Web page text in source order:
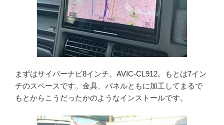
まずはサイバーナビ8インチ。AVIC-CL912。もとは7イン
チのスペースです。金具、パネルともに加工してまるで
もとからこうだったかのようなインストールです。